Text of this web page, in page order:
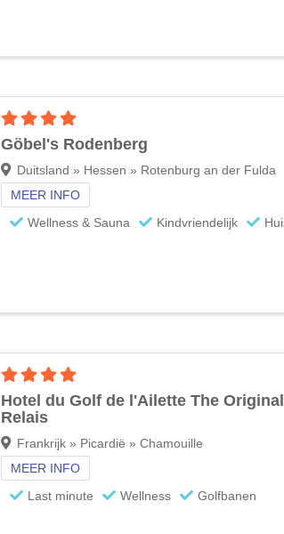
Göbel's Rodenberg
Duitsland » Hessen » Rotenburg an der Fulda
MEER INFO
Wellness & Sauna
Kindvriendelijk
Hotel du Golf de l'Ailette The
Relais
Frankrijk » Picardië » Chamouille
MEER INFO
Last minute
Wellness Golfbanen